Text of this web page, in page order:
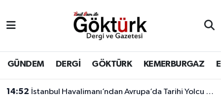
GÜNDEM DERGİ GÖKTÜRK KEMERBURGAZ
14:52 İstanbul Havalimanı’ndan Avrupa’da Tarihi Yolcu Rekoru
BİLİM
DERGİ
Eyüpsultan Hava Durumu
Eyüpsultan Trafik Yoğunluk Haritası
Süper Lig Puan Durumu ve Fikstür